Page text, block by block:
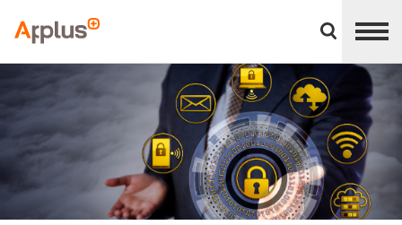
panel
Applus+